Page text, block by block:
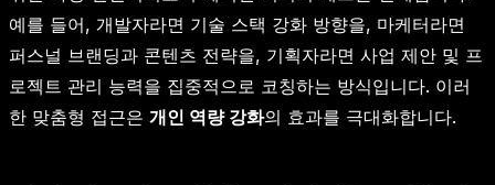
예를 들어, 개발자라면 기술 스택 강화 방향을, 마케터라면
퍼스널 브랜딩과 콘텐츠 전략을, 기획자라면 사업 제안 및 프
로젝트 관리 능력을 집중적으로 코칭하는 방식입니다. 이러
한 맞춤형 접근은 개인 역량 강화의 효과를 극대화합니다.